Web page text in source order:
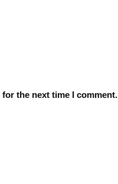
the next time I comment.